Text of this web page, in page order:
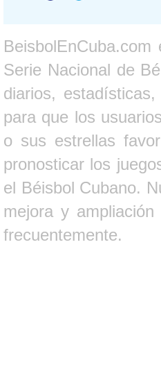
Serie Nacional de
diarios,
para que los
o sus estrellas
pronosticar los
el Béisbol Cubano.
mejora y
frecuentemente.